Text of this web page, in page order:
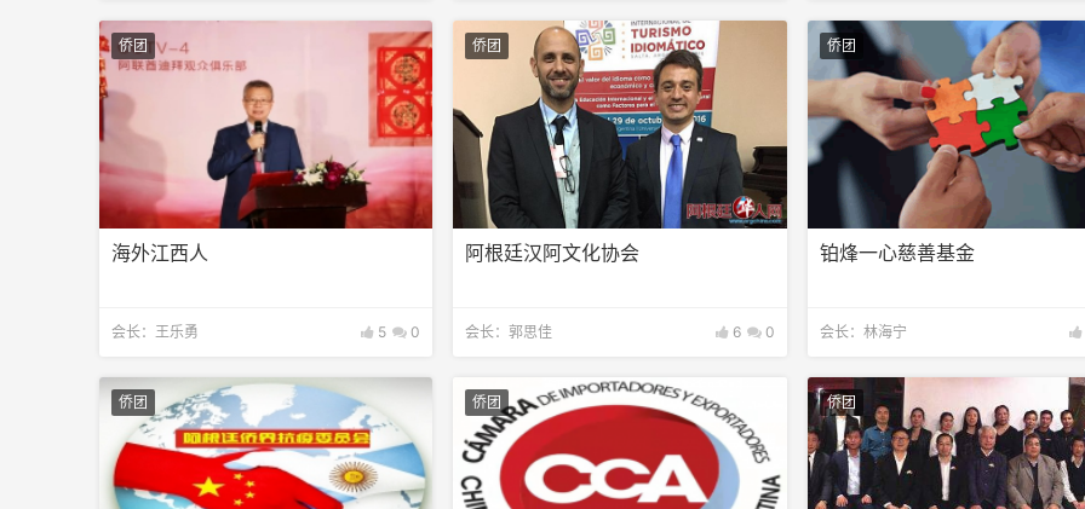
侨团
海外江西人
会长：王乐勇 5 0
侨团
阿根廷汉阿文化协会
会长：郭思佳 6 0
侨团
铂烽一心慈善基金
会长：林海宁
侨团 侨团 侨团